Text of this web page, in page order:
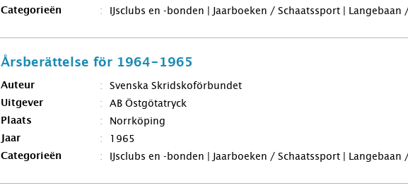
Categorieën IJsclubs en -bonden | Jaarboeken / Schaatssport | Langebaan
Årsberättelse för 1964-1965
Auteur Svenska Skridskoförbundet
Uitgever AB Östgötatryck
Plaats Norrköping
Jaar 1965
Categorieën IJsclubs en -bonden | Jaarboeken / Schaatssport | Langebaan